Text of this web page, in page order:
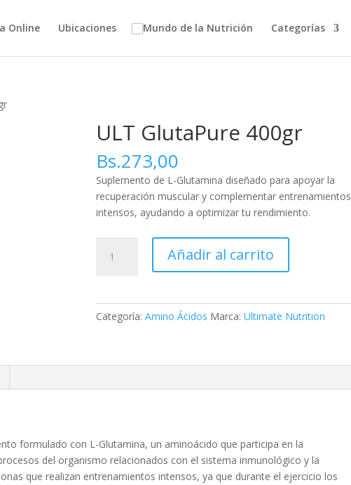
Online Ubicaciones Categorías
ULT GlutaPure 400gr
Bs.273,00
Suplemento de L-Glutamina diseñado para apoyar la
recuperación muscular y complementar entrenamientos
intensos, ayudando a optimizar tu rendimiento.
GlutaPure
Añadir al carrito
Categoría:Amino Ácidos Marca:Ultimate Nutrition
formulado con L-Glutamina, un aminoácido que participa en la
del organismo relacionados con el sistema inmunológico y la
que realizan entrenamientos intensos, ya que durante el ejercicio los